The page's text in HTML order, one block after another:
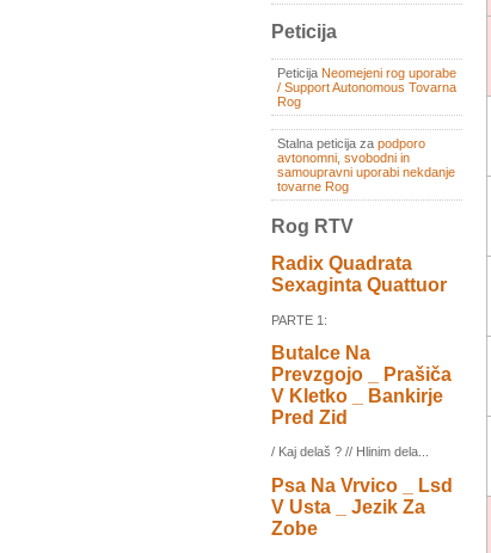
Peticija
Peticija Neomejeni rog uporabe
/ Support Autonomous Tovarna
Rog
Stalna peticija za podporo
avtonomni, svobodni in
samoupravni uporabi nekdanje
tovarne Rog
Rog RTV
Radix Quadrata
Sexaginta Quattuor
PARTE 1:
Butalce Na
Prevzgojo _ Prašiča
V Kletko _ Bankirje
Pred Zid
/ Kaj delaš ? // Hlinim dela...
Psa Na Vrvico _ Lsd
V Usta _ Jezik Za
Zobe